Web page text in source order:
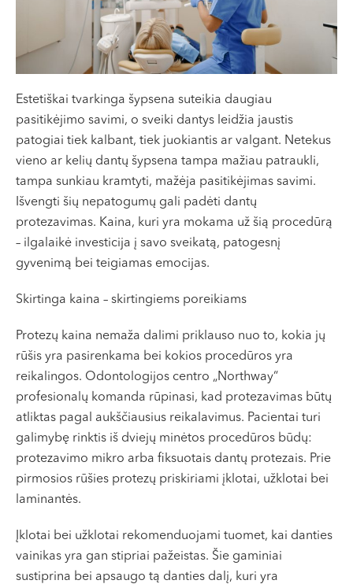
Dragūnų g. 2
I-V 08:00 - 20:00
VI, VII --
Naujoji Uosto g. 9
Darbo laikas:
I-V 08:00 - 20:00
VI 09:00 - 15:00
VII --
Kretinga
I-V 08:00 - 20:00
VI, VII --
Estetiškai tvarkinga šypsena suteikia daugiau
pasitikėjimo savimi, o sveiki dantys leidžia jaustis
patogiai tiek kalbant, tiek juokiantis ar valgant. Netekus
vieno ar kelių dantų šypsena tampa mažiau patraukli,
tampa sunkiau kramtyti, mažėja pasitikėjimas savimi.
Išvengti šių nepatogumų gali padėti dantų
protezavimas. Kaina, kuri yra mokama už šią procedūrą
– ilgalaikė investicija į savo sveikatą, patogesnį
gyvenimą bei teigiamas emocijas.
Skirtinga kaina – skirtingiems poreikiams
Protezų kaina nemaža dalimi priklauso nuo to, kokia jų
rūšis yra pasirenkama bei kokios procedūros yra
reikalingos. Odontologijos centro „Northway“
profesionalų komanda rūpinasi, kad protezavimas būtų
atliktas pagal aukščiausius reikalavimus. Pacientai turi
galimybę rinktis iš dviejų minėtos procedūros būdų:
protezavimo mikro arba fiksuotais dantų protezais. Prie
pirmosios rūšies protezų priskiriami įklotai, užklotai bei
laminantės.
Įklotai bei užklotai rekomenduojami tuomet, kai danties
vainikas yra gan stipriai pažeistas. Šie gaminiai
sustiprina bei apsaugo tą danties dalį, kuri yra